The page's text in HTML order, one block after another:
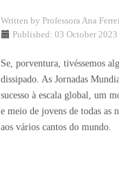
Written by Professora Ana
Published: 03 October 2023
Se, porventura, tivéssemos
dissipado. As Jornadas
sucesso à escala global, um
e meio de jovens de todas as
aos vários cantos do mundo.